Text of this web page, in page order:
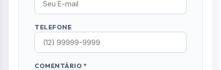
TELEFONE
COMENTÁRIO *